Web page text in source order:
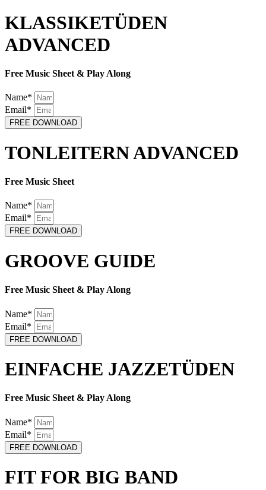
KLASSIKETÜDEN
ADVANCED
Free Music Sheet & Play Along
Name*
Email*
FREE DOWNLOAD
TONLEITERN ADVANCED
Free Music Sheet
Name*
Email*
FREE DOWNLOAD
GROOVE GUIDE
Free Music Sheet & Play Along
Name*
Email*
FREE DOWNLOAD
EINFACHE JAZZETÜDEN
Free Music Sheet & Play Along
Name*
Email*
FREE DOWNLOAD
FIT FOR BIG BAND